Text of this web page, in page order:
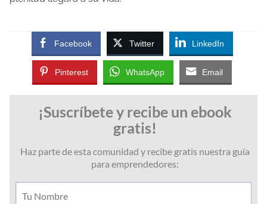
Facebook Twitter LinkedIn
Pinterest WhatsApp Email